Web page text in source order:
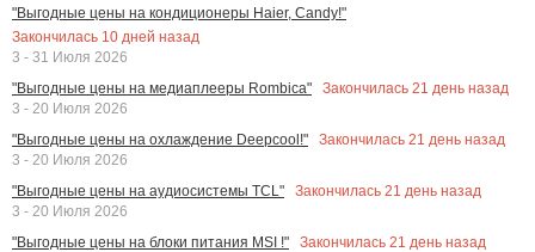
"Выгодные цены на кондиционеры Haier, Candy!"
Закончилась 10 дней назад
3 - 31 Июля 2026
"Выгодные цены на медиаплееры Rombica"
Закончилась 21 день назад
3 - 20 Июля 2026
"Выгодные цены на охлаждение Deepcool!"
Закончилась 21 день назад
3 - 20 Июля 2026
"Выгодные цены на аудиосистемы TCL"
Закончилась 21 день назад
3 - 20 Июля 2026
"Выгодные цены на блоки питания MSI !"
Закончилась 21 день назад